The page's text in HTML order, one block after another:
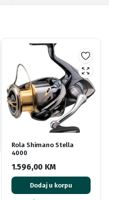
Rola Shimano Stella
4000
1.596,00 KM
Dodaj u korpu